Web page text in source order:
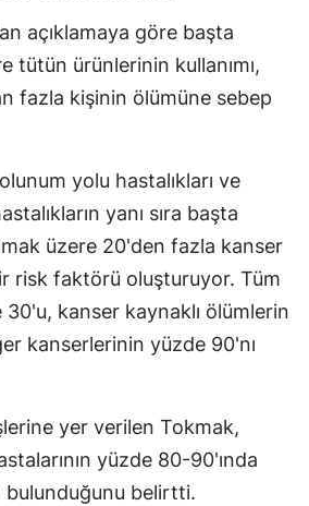
açıklamaya göre başta
tütün ürünlerinin kullanımı,
fazla kişinin ölümüne sebep
yolu hastalıkları ve
yanı sıra başta
üzere 20'den fazla kanser
risk faktörü oluşturuyor. Tüm
kanser kaynaklı ölümlerin
kanserlerinin yüzde 90'nı
yer verilen Tokmak,
yüzde 80-90'ında
bulunduğunu belirtti.